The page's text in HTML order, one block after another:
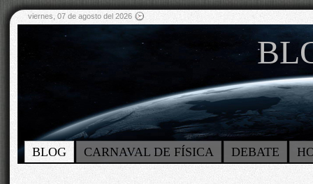
viernes, 07 de agosto del 2026
BLOG CARNAVAL DE FÍSICA DEBATE